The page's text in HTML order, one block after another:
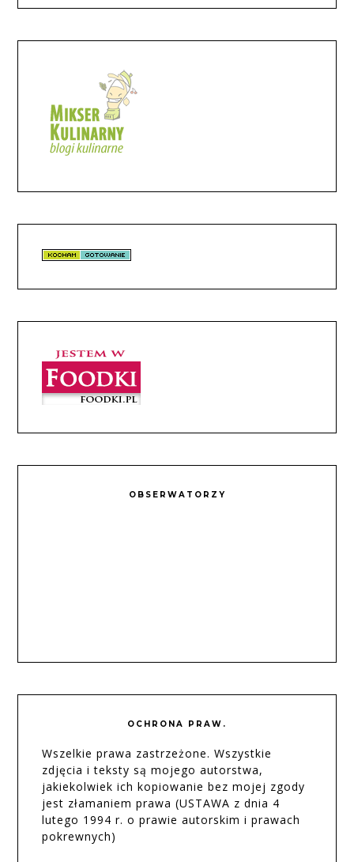
OBSERWATORZY
OCHRONA PRAW.
Wszelkie prawa zastrzeżone. Wszystkie
zdjęcia i teksty są mojego autorstwa,
jakiekolwiek ich kopiowanie bez mojej zgody
jest złamaniem prawa (USTAWA z dnia 4
lutego 1994 r. o prawie autorskim i prawach
pokrewnych)